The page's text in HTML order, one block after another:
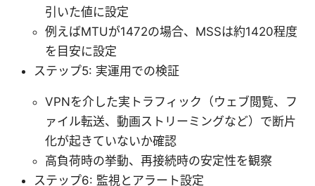
引いた値に設定
例えばMTUが1472の場合、MSSは約1420程度
を目安に設定
ステップ5: 実運用での検証
VPNを介した実トラフィック（ウェブ閲覧、フ
ァイル転送、動画ストリーミングなど）で断片
化が起きていないか確認
高負荷時の挙動、再接続時の安定性を観察
ステップ6: 監視とアラート設定